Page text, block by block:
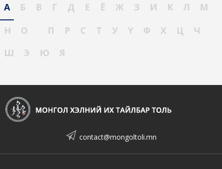
А Б В Г Д Е Ё Ж З И К Л
М
Н
О П Р С Т У Ү Ф Х Ц
Ч
Ш
Э Ю Я
contact@mongoltoli.mn